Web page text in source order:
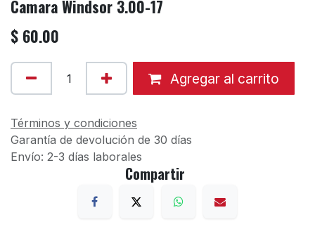
Camara Windsor 3.00-17
$ 60.00
Agregar al carrito
Términos y condiciones
Garantía de devolución de 30 días
Envío: 2-3 días laborales
Compartir